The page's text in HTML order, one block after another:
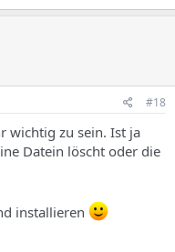
#18
wichtig zu sein. Ist ja
Datein löscht oder die
installieren